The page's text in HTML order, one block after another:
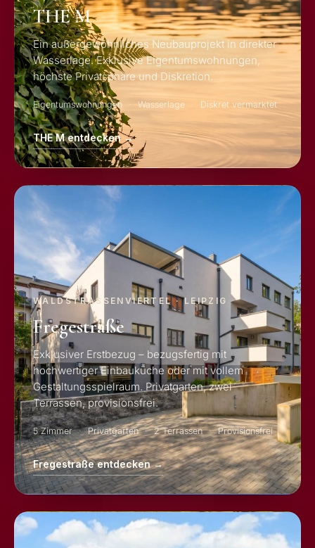
THE M
Ein außergewöhnliches Neubauprojekt in direkter
Wasserlage. Exklusive Eigentumswohnungen,
höchste Privatsphäre und Diskretion.
Eigentumswohnungen Wasserlage Diskret vermarktet
THE M entdecken →
WALDSTRASSENVIERTEL · LEIPZIG
Fregestraße
Exklusiver Erstbezug – bezugsfertig mit
hochwertiger Einbauküche oder mit vollem
Gestaltungsspielraum. Privatgarten, zwei
Terrassen, provisionsfrei.
5 Zimmer Privatgarten 2 Terrassen Provisionsfrei
Fregestraße entdecken →